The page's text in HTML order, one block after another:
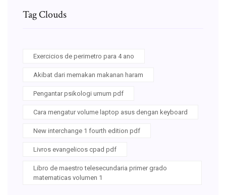
Tag Clouds
Exercicios de perimetro para 4 ano
Akibat dari memakan makanan haram
Pengantar psikologi umum pdf
Cara mengatur volume laptop asus dengan keyboard
New interchange 1 fourth edition pdf
Livros evangelicos cpad pdf
Libro de maestro telesecundaria primer grado
matematicas volumen 1